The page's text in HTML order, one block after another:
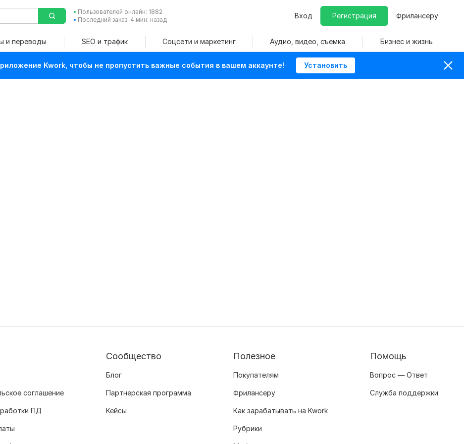
Пользователей онлайн: 1882
Последний заказ: 4 мин. назад
Вход Регистрация Фрилансеру
и переводы SEO и трафик Соцсети и маркетинг Аудио, видео, съемка Бизнес и жизнь
Kwork, чтобы не пропустить важные события в вашем аккаунте! Установить
соглашение
ПД
Сообщество
Блог
Партнерская программа
Кейсы
Полезное
Покупателям
Фрилансеру
Как зарабатывать на Kwork
Рубрики
Помощь
Вопрос — Ответ
Служба поддержки